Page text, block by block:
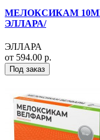
МЕЛОКСИКАМ
ЭЛЛАРА/
ЭЛЛАРА
от 594.00 р.
Под заказ